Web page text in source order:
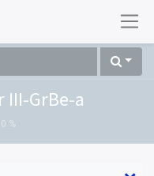
III-GrBe-a
0 %